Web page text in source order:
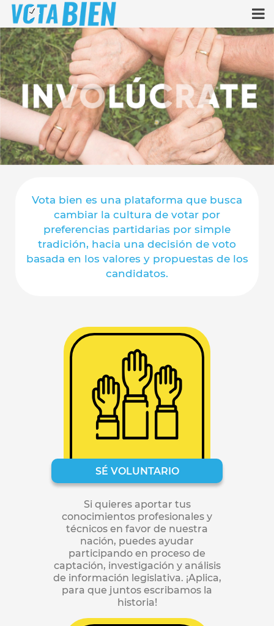
Vota bien es una plataforma que busca
cambiar la cultura de votar por
preferencias partidarias por simple
tradición, hacia una decisión de voto
basada en los valores y propuestas de los
candidatos.
SÉ VOLUNTARIO
Si quieres aportar tus
conocimientos profesionales y
técnicos en favor de nuestra
nación, puedes ayudar
participando en proceso de
captación, investigación y análisis
de información legislativa. ¡Aplica,
para que juntos escribamos la
historia!